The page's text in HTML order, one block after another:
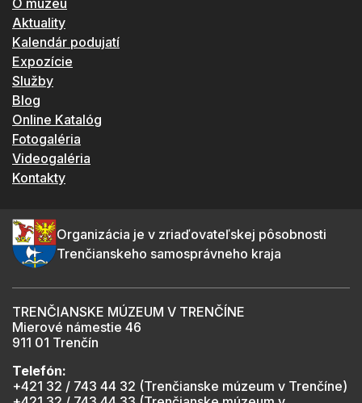
O múzeu
Aktuality
Kalendár podujatí
Expozície
Služby
Blog
Online Katalóg
Fotogaléria
Videogaléria
Kontakty
Organizácia je v zriaďovateľskej pôsobnosti
Trenčianskeho samosprávneho kraja
TRENČIANSKE MÚZEUM V TRENČÍNE
Mierové námestie 46
911 01 Trenčín
Telefón:
+421 32 / 743 44 32 (Trenčianske múzeum v Trenčíne)